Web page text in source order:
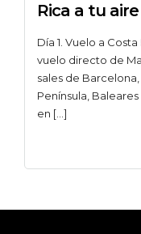
Rica a tu aire
Día 1. Vuelo a
vuelo directo de
sales de
Península,
en […]